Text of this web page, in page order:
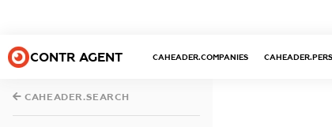
CONTR AGENT CAHEADER.COMPANIES
CAHEADER.SEARCH